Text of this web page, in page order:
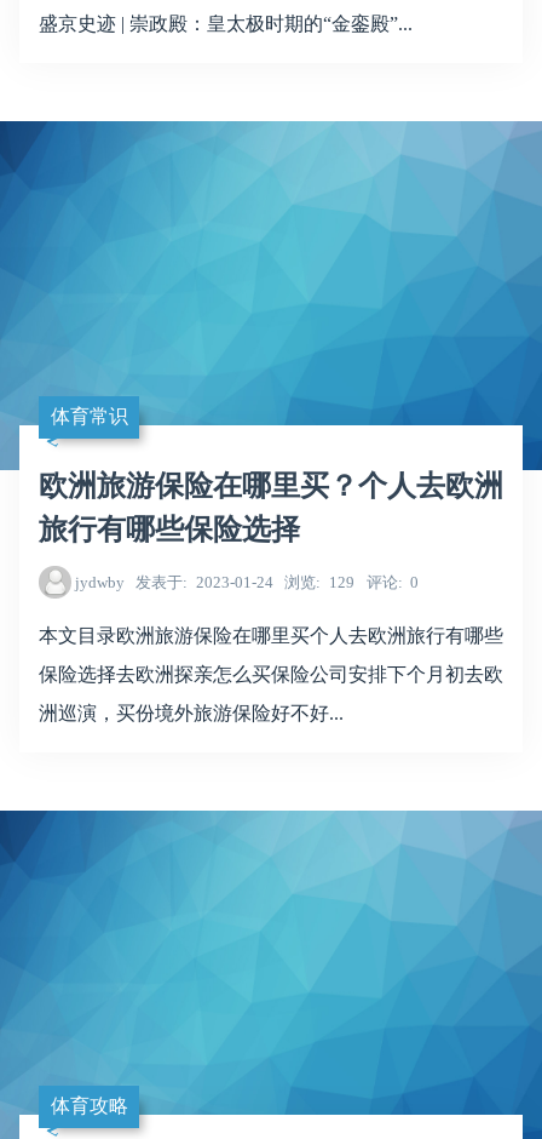
盛京史迹 | 崇政殿：皇太极时期的“金銮殿”...
体育常识
欧洲旅游保险在哪里买？个人去欧洲
旅行有哪些保险选择
jydwby 发表于 2023-01-24 浏览 129 评论 0
本文目录欧洲旅游保险在哪里买个人去欧洲旅行有哪些
保险选择去欧洲探亲怎么买保险公司安排下个月初去欧
洲巡演，买份境外旅游保险好不好...
体育攻略